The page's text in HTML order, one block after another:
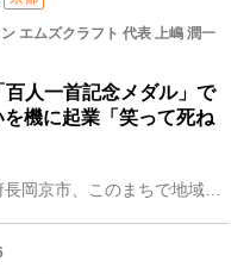
エムズクラフト 代表 上嶋 潤一
百人一首記念メダル」で
機に起業「笑って死ね
古代の都に名前の由来を持つ京都府長岡京市、このまちで地域に根ざして広告全般のデザインを手がけるのが広告デザイン エムズクラフトです。代表である上嶋 潤一郎（うえ